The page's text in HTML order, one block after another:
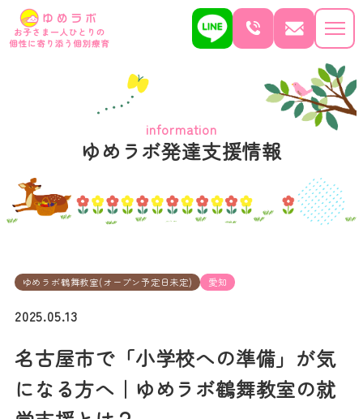
information
ゆめラボ発達支援情報
ゆめラボ鶴舞教室(オープン予定日未定) 愛知
2025.05.13
名古屋市で「小学校への準備」が気
になる方へ｜ゆめラボ鶴舞教室の就